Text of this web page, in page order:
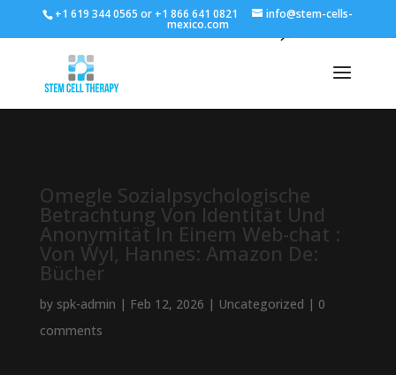
+1 619 344 0565 or +1 866 641 0821 info@stem-cells-
mexico.com
Omegle Sozialpsychologische
Betrachtung Von Identität Und
Anonymität In Einem Web-chat :
Von Wyl, Hannes: Amazon De:
Bücher
by spk-admin | Feb 12, 2026 | Uncategorized | 0
comments